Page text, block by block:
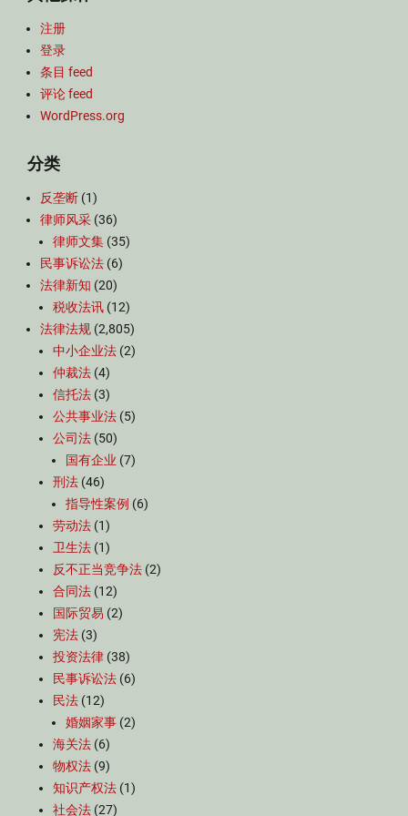
注册
登录
条目 feed
评论 feed
WordPress.org
分类
反垄断 (1)
律师风采 (36)
律师文集 (35)
民事诉讼法 (6)
法律新知 (20)
税收法讯 (12)
法律法规 (2,805)
中小企业法 (2)
仲裁法 (4)
信托法 (3)
公共事业法 (5)
公司法 (50)
国有企业 (7)
刑法 (46)
指导性案例 (6)
劳动法 (1)
卫生法 (1)
反不正当竞争法 (2)
合同法 (12)
国际贸易 (2)
宪法 (3)
投资法律 (38)
民事诉讼法 (6)
民法 (12)
婚姻家事 (2)
海关法 (6)
物权法 (9)
知识产权法 (1)
社会法 (27)